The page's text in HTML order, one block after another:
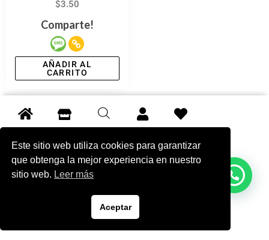
$3.50
Comparte!
AÑADIR AL
CARRITO
Este sitio web utiliza cookies para garantizar
que obtenga la mejor experiencia en nuestro
sitio web. Leer más
Aceptar